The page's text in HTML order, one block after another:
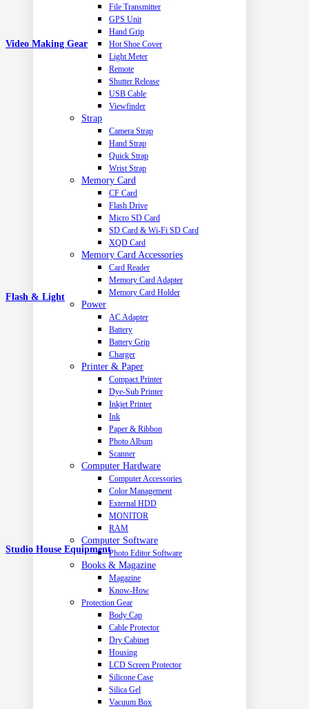
File Transmitter
GPS Unit
Hand Grip
Hot Shoe Cover
Light Meter
Remote
Shutter Release
USB Cable
Viewfinder
Strap
Camera Strap
Hand Strap
Quick Strap
Wrist Strap
Memory Card
CF Card
Flash Drive
Micro SD Card
SD Card & Wi-Fi SD Card
XQD Card
Memory Card Accessories
Card Reader
Memory Card Adapter
Memory Card Holder
Power
AC Adapter
Battery
Battery Grip
Charger
Printer & Paper
Compact Printer
Dye-Sub Printer
Inkjet Printer
Ink
Paper & Ribbon
Photo Album
Scanner
Computer Hardware
Computer Accessories
Color Management
External HDD
MONITOR
RAM
Computer Software
Photo Editor Software
Books & Magazine
Magazine
Know-How
Protection Gear
Body Cap
Cable Protector
Dry Cabinet
Housing
LCD Screen Protector
Silicone Case
Silica Gel
Vacuum Box
Video Making Gear
Flash & Light
Studio House Equipment